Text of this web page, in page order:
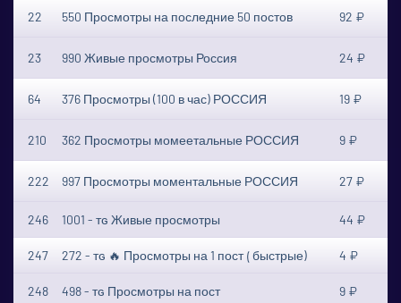
22 550 Просмотры на последние 50 постов 92 ₽
23 990 Живые просмотры Россия 24 ₽
64 376 Просмотры (100 в час) РОССИЯ 19 ₽
210 362 Просмотры момеетальные РОССИЯ 9 ₽
222 997 Просмотры моментальные РОССИЯ 27 ₽
246 1001 - ᴛɢ Живые просмотры 44 ₽
247 272 - ᴛɢ 🔥 Просмотры на 1 пост ⟮ быстрые) 4 ₽
248 498 - ᴛɢ Просмотры на пост 9 ₽